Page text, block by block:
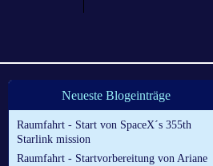
Neueste Blogeinträge
Raumfahrt - Start von SpaceX´s 355th
Starlink mission
Raumfahrt - Startvorbereitung von Ariane